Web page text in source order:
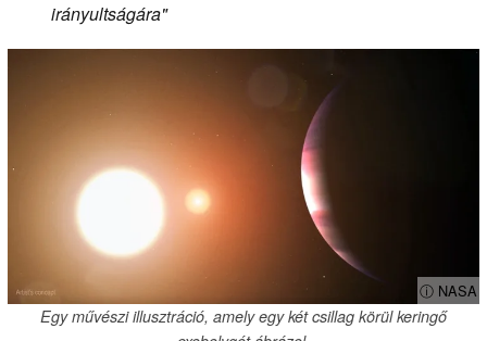
irányultságára"
ⓘ NASA
Egy művészi illusztráció, amely egy két csillag körül keringő